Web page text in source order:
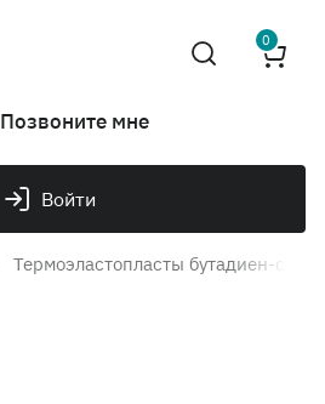
0
Позвоните мне
Войти
Термоэластопласты бутадиен-